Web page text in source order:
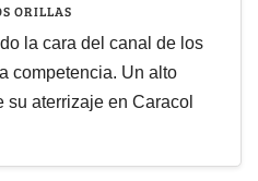
ORILLAS
la cara del canal de los
competencia. Un alto
aterrizaje en Caracol